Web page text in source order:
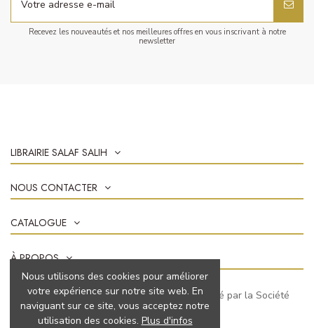
Recevez les nouveautés et nos meilleures offres en vous inscrivant à notre
newsletter
LIBRAIRIE SALAF SALIH
NOUS CONTACTER
CATALOGUE
À PROPOS
Marchand approuvé par la Société
des Avis Garantis, cliquez ici pour vérifier.
Nous utilisons des cookies pour améliorer
votre expérience sur notre site web. En
naviguant sur ce site, vous acceptez notre
utilisation des cookies. Plus d'infos